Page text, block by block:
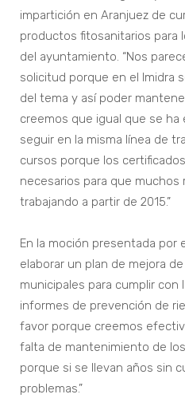
impartición en Aranjuez de
productos fitosanitarios para
del ayuntamiento. “Nos
solicitud porque en el Imidra
del tema y así poder
creemos que igual que se ha
seguir en la misma línea de
cursos porque los
necesarios para que
trabajando a partir de 2015.”
En la moción presentada por
elaborar un plan de mejora
municipales para cumplir con
informes de prevención de
favor porque creemos
falta de mantenimiento de
porque si se llevan años sin
problemas.”